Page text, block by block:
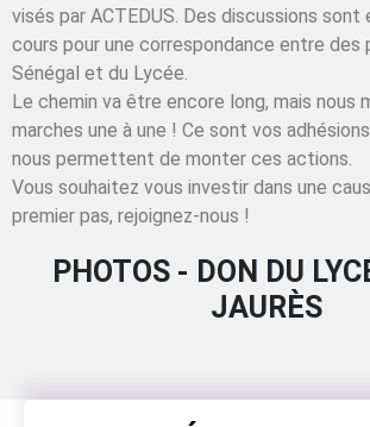
visés par ACTEDUS. Des discussions sont
cours pour une correspondance entre des
Sénégal et du Lycée.
Le chemin va être encore long, mais nous
marches une à une ! Ce sont vos
nous permettent de monter ces actions.
Vous souhaitez vous investir dans une
premier pas, rejoignez-nous !
PHOTOS - DON DU
JAURÈS